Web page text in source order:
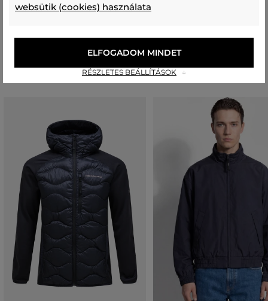
POLIÉSZTER
Ajánlott termékek
websütik (cookies) használata
RÉSZLETES BEÁLLÍTÁSOK
ELFOGADOM MINDET